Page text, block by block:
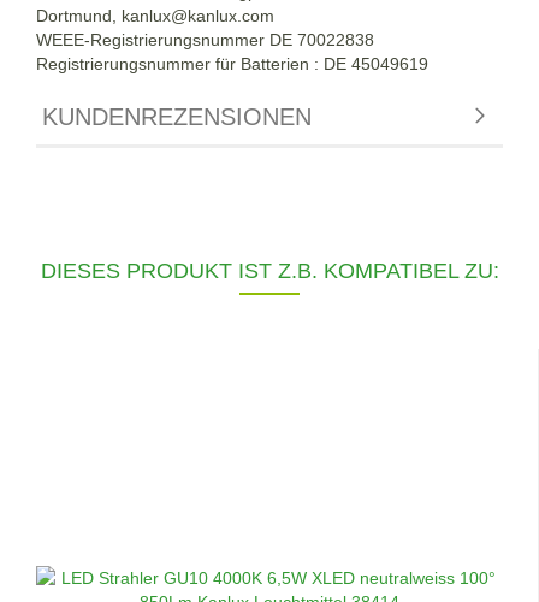
Dortmund, kanlux@kanlux.com
WEEE-Registrierungsnummer DE 70022838
Registrierungsnummer für Batterien : DE 45049619
KUNDENREZENSIONEN
DIESES PRODUKT IST Z.B. KOMPATIBEL ZU: